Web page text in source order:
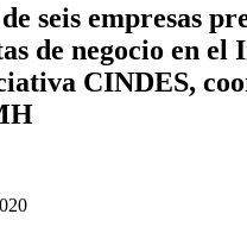
seis empresas
de negocio en el
CINDES,